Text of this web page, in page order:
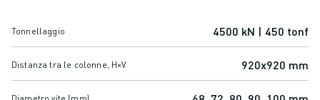
ROBOT PER ALIMENTI E CAMERE BIANCHE
ROBOT PER LA VERNICIATURA
ROBOT PER LA PALLETTIZZAZIONE
Tonnellaggio 4500 kN | 450 tonf
Distanza tra le colonne, H×V 920x920 mm